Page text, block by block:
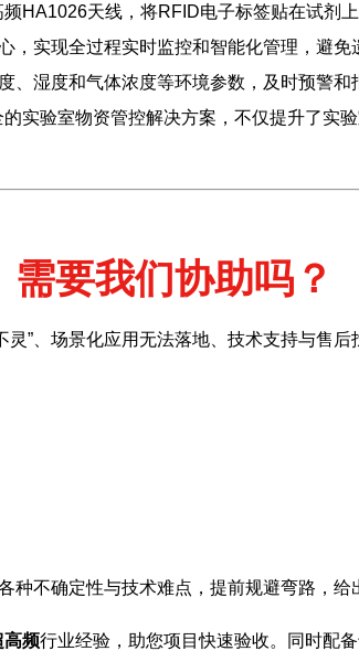
HA1026天线，将RFID电子标签贴在试剂
实现全过程实时监控和智能化管理，避免
、湿度和气体浓度等环境参数，及时预警和
实验室物资管控解决方案，不仅提升了实
需要我们协助吗？
灵”、场景化应用无法落地、技术支持与售
种不确定性与技术难点，提前规避弯路，给
高频行业经验，助您项目快速验收。同时配备